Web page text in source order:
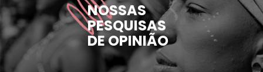
NOSSAS
PESQUISAS
DE OPINIÃO